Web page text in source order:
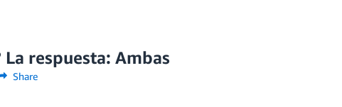
respuesta: Ambas
Share